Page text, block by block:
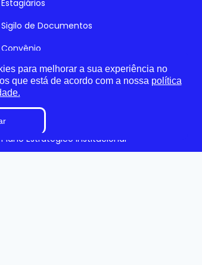
Estagiários
Sigilo de Documentos
Convênio
Obras
Organização Institucional
Processos Seletivos
Plano Estratégico Institucional
para melhorar a sua experiência no
que está de acordo com a nossa política